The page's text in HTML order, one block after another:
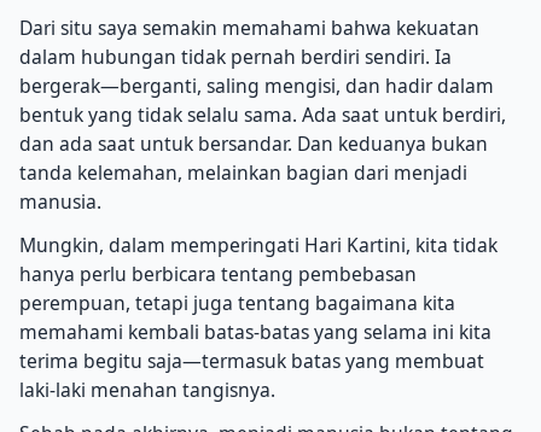
Dari situ saya semakin memahami bahwa kekuatan
dalam hubungan tidak pernah berdiri sendiri. Ia
bergerak—berganti, saling mengisi, dan hadir dalam
bentuk yang tidak selalu sama. Ada saat untuk berdiri,
dan ada saat untuk bersandar. Dan keduanya bukan
tanda kelemahan, melainkan bagian dari menjadi
manusia.
Mungkin, dalam memperingati Hari Kartini, kita tidak
hanya perlu berbicara tentang pembebasan
perempuan, tetapi juga tentang bagaimana kita
memahami kembali batas-batas yang selama ini kita
terima begitu saja—termasuk batas yang membuat
laki-laki menahan tangisnya.